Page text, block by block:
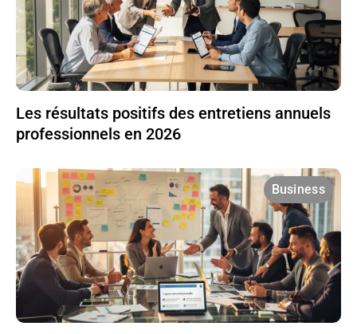
Les résultats positifs des entretiens annuels
professionnels en 2026
Business